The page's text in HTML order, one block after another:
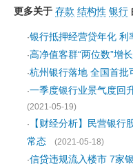
更多关于 存款 结构性 银行
·银行抵押经营贷年化 利
·高净值客群“两位数”增
·杭州银行落地 全国首批
·一季度银行业景气度回
(2021-05-19)
·
【财经分析】民营银行
常态
(2021-05-18)
·信贷违规流入楼市 7家